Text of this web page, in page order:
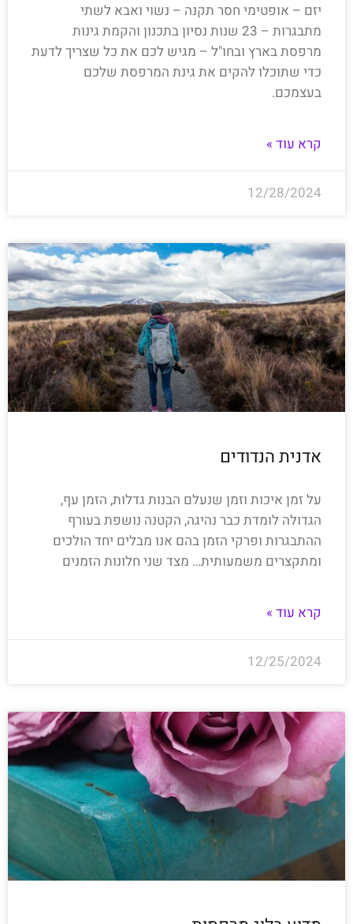
יזם – אופטימי חסר תקנה – נשוי ואבא לשתי
מתבגרות – 23 שנות נסיון בתכנון והקמת גינות
מרפסת בארץ ובחו"ל – מגיש לכם את כל שצריך לדעת
כדי שתוכלו להקים את גינת המרפסת שלכם
בעצמכם.
קרא עוד »
12/28/2024
אדנית הנדודים
על זמן איכות וזמן שנעלם הבנות גדלות, הזמן עף,
הגדולה לומדת כבר נהיגה, הקטנה נושפת בעורף
ההתבגרות ופרקי הזמן בהם אנו מבלים יחד הולכים
ומתקצרים משמעותית… מצד שני חלונות הזמנים
קרא עוד »
12/25/2024